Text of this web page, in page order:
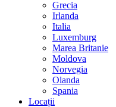
Grecia
Irlanda
Italia
Luxemburg
Marea Britanie
Moldova
Norvegia
Olanda
Spania
Locații